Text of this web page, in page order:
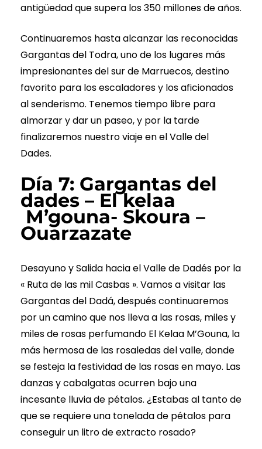
antigüedad que supera los 350 millones de años.
Continuaremos hasta alcanzar las reconocidas
Gargantas del Todra, uno de los lugares más
impresionantes del sur de Marruecos, destino
favorito para los escaladores y los aficionados
al senderismo. Tenemos tiempo libre para
almorzar y dar un paseo, y por la tarde
finalizaremos nuestro viaje en el Valle del
Dades.
Día 7: Gargantas del
dades – El kelaa
M’gouna- Skoura –
Ouarzazate
Desayuno y Salida hacia el Valle de Dadés por la
« Ruta de las mil Casbas ». Vamos a visitar las
Gargantas del Dadá, después continuaremos
por un camino que nos lleva a las rosas, miles y
miles de rosas perfumando El Kelaa M’Gouna, la
más hermosa de las rosaledas del valle, donde
se festeja la festividad de las rosas en mayo. Las
danzas y cabalgatas ocurren bajo una
incesante lluvia de pétalos. ¿Estabas al tanto de
que se requiere una tonelada de pétalos para
conseguir un litro de extracto rosado?